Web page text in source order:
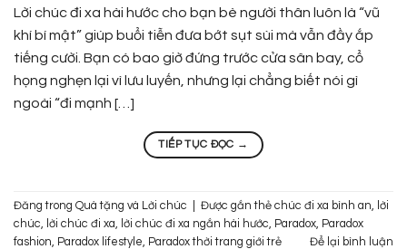
Lời chúc đi xa hài hước cho bạn bè người thân luôn là “vũ
khí bí mật” giúp buổi tiễn đưa bớt sụt sùi mà vẫn đầy ắp
tiếng cười. Bạn có bao giờ đứng trước cửa sân bay, cổ
họng nghẹn lại vì lưu luyến, nhưng lại chẳng biết nói gì
ngoài “đi mạnh […]
TIẾP TỤC ĐỌC →
Đăng trong Quà tặng và Lời chúc Được gắn thẻ chúc đi xa bình an, lời
chúc, lời chúc đi xa, lời chúc đi xa ngắn hài hước, Paradox, Paradox
fashion, Paradox lifestyle, Paradox thời trang giới trẻ Để lại bình luận